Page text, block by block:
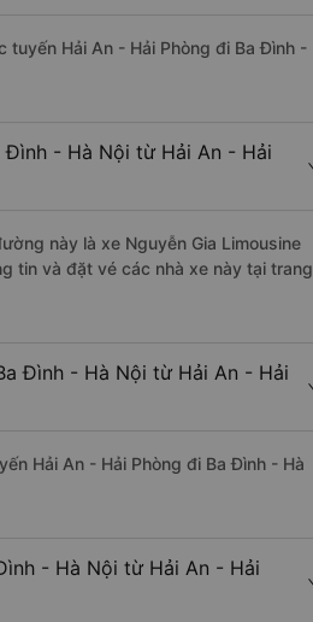
tuyến Hải An - Hải Phòng đi Ba Đình -
Đình - Hà Nội từ Hải An - Hải
này là xe Nguyễn Gia Limousine
tin và đặt vé các nhà xe này tại trang
Đình - Hà Nội từ Hải An - Hải
Hải An - Hải Phòng đi Ba Đình - Hà
- Hà Nội từ Hải An - Hải